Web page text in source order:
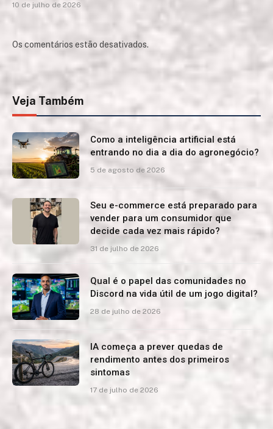
10 de julho de 2026
Os comentários estão desativados.
Veja Também
Como a inteligência artificial está
entrando no dia a dia do agronegócio?
5 de agosto de 2026
Seu e-commerce está preparado para
vender para um consumidor que
decide cada vez mais rápido?
31 de julho de 2026
Qual é o papel das comunidades no
Discord na vida útil de um jogo digital?
28 de julho de 2026
IA começa a prever quedas de
rendimento antes dos primeiros
sintomas
17 de julho de 2026